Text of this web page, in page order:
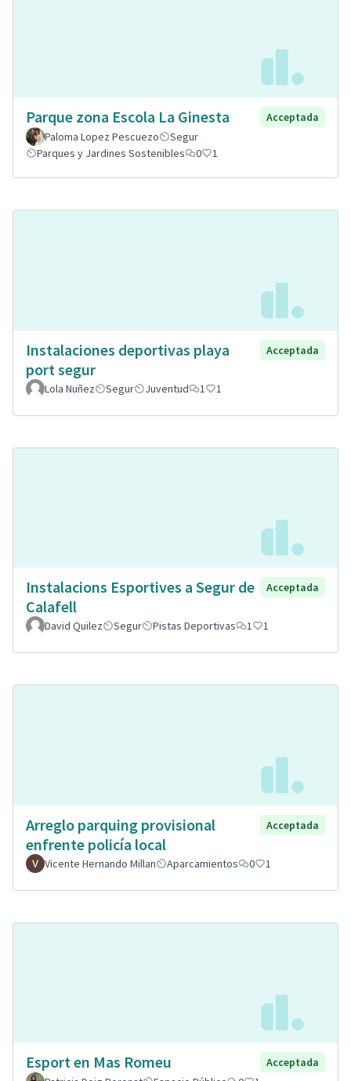
Parque zona Escola La Ginesta
Acceptada
Paloma Lopez Pescuezo
Segur
Parques y Jardines Sostenibles
0 1
Instalaciones deportivas playa
port segur
Acceptada
Lola Nuñez Segur Juventud 1 1
Instalacions Esportives a Segur de
Calafell
Acceptada
David Quilez Segur Pistas Deportivas 1 1
Arreglo parquing provisional
enfrente policía local
Acceptada
Vicente Hernando Millan Aparcamientos 0 1
Esport en Mas Romeu
Acceptada